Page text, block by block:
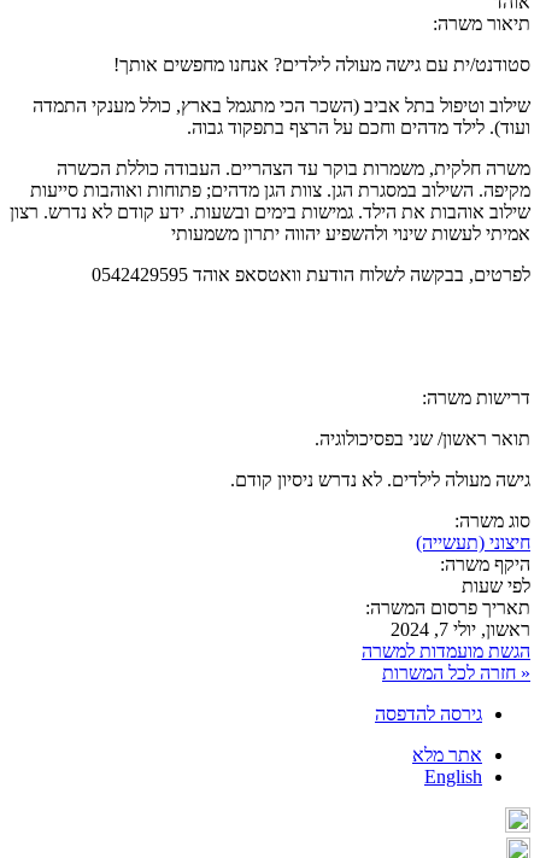
תיאור משרה:
סטודנט/ית עם גישה מעולה לילדים? אנחנו מחפשים אותך!
שילוב וטיפול בתל אביב (השכר הכי מתגמל בארץ, כולל מענקי התמדה
ועוד). לילד מדהים וחכם על הרצף בתפקוד גבוה.
משרה חלקית, משמרות בוקר עד הצהריים. העבודה כוללת הכשרה
מקיפה. השילוב במסגרת הגן. צוות הגן מדהים; פתוחות ואוהבות סייעות
שילוב אוהבות את הילד. גמישות בימים ובשעות. ידע קודם לא נדרש. רצון
אמיתי לעשות שינוי ולהשפיע יהווה יתרון משמעותי
לפרטים, בבקשה לשלוח הודעת וואטסאפ אוהד 0542429595
דרישות משרה:
תואר ראשון/ שני בפסיכולוגיה.
גישה מעולה לילדים. לא נדרש ניסיון קודם.
סוג משרה:
חיצוני (תעשייה)
היקף משרה:
לפי שעות
תאריך פרסום המשרה:
ראשון, יולי 7, 2024
הגשת מועמדות למשרה
« חזרה לכל המשרות
גירסה להדפסה
אתר מלא
English